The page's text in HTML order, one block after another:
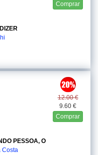
Comprar
12.00 €
9.60 €
Comprar
PESSOA, O
Costa